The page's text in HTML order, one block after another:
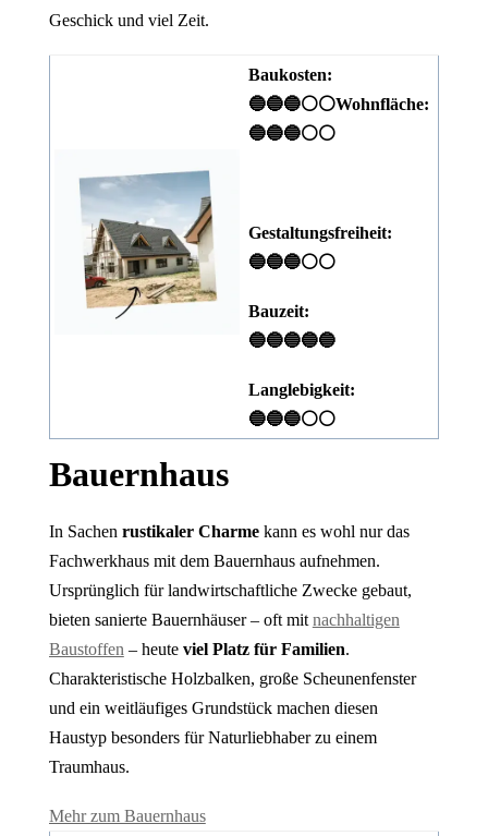
Geschick und viel Zeit.
Baukosten:
🔵🔵🔵⚪⚪Wohnfläche:
🔵🔵🔵⚪⚪
Gestaltungsfreiheit:
🔵🔵🔵⚪⚪
Bauzeit:
🔵🔵🔵🔵🔵
Langlebigkeit:
🔵🔵🔵⚪⚪
Bauernhaus
In Sachen rustikaler Charmekann es wohl nur das
Fachwerkhaus mit dem Bauernhaus aufnehmen.
Ursprünglich für landwirtschaftliche Zwecke gebaut,
bieten sanierte Bauernhäuser – oft mit nachhaltigen
Baustoffen – heute viel Platz für Familien.
Charakteristische Holzbalken, große Scheunenfenster
und ein weitläufiges Grundstück machen diesen
Haustyp besonders für Naturliebhaber zu einem
Traumhaus.
Mehr zum Bauernhaus